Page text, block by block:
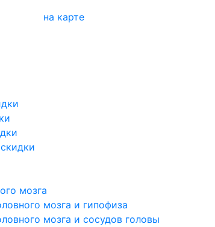
на карте
мозга
мозга и гипофиза
мозга и сосудов головы